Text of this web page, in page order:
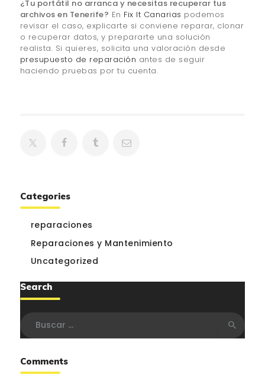
¿Tu portátil no arranca y necesitas recuperar tus
archivos en Tenerife? En Fix It Canarias podemos
revisar el caso, explicarte si conviene reparar, clonar
o recuperar datos, y prepararte una solución
realista. Si quieres, solicita una valoración desde
presupuesto de reparación antes de seguir
haciendo pruebas por tu cuenta.
Categories
reparaciones
Reparaciones y Mantenimiento
Uncategorized
Search
Comments